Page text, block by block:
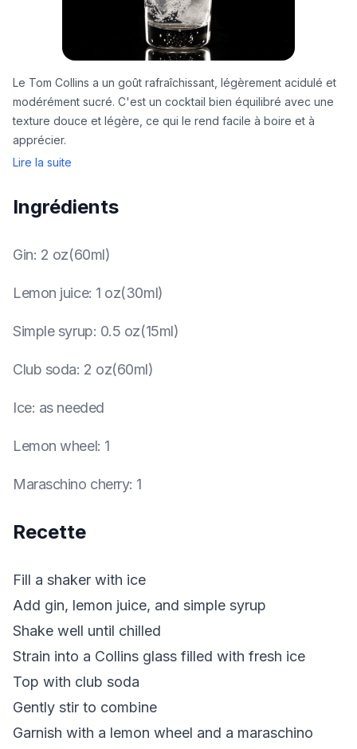
Le Tom Collins a un goût rafraîchissant, légèrement acidulé et
modérément sucré. C'est un cocktail bien équilibré avec une
texture douce et légère, ce qui le rend facile à boire et à
apprécier.
Lire la suite
Ingrédients
Gin: 2 oz(60ml)
Lemon juice: 1 oz(30ml)
Simple syrup: 0.5 oz(15ml)
Club soda: 2 oz(60ml)
Ice: as needed
Lemon wheel: 1
Maraschino cherry: 1
Recette
Fill a shaker with ice
Add gin, lemon juice, and simple syrup
Shake well until chilled
Strain into a Collins glass filled with fresh ice
Top with club soda
Gently stir to combine
Garnish with a lemon wheel and a maraschino